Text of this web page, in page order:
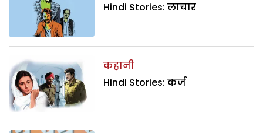
Hindi Stories: लाचार
कहानी
Hindi Stories: कर्ज